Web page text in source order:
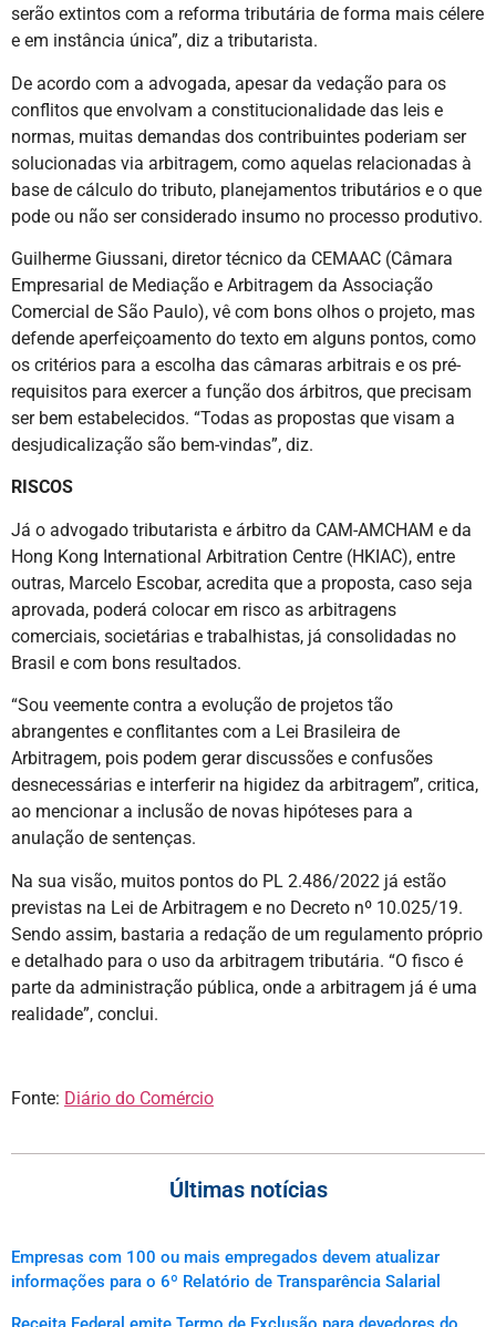
serão extintos com a reforma tributária de forma mais célere
e em instância única”, diz a tributarista.
De acordo com a advogada, apesar da vedação para os
conflitos que envolvam a constitucionalidade das leis e
normas, muitas demandas dos contribuintes poderiam ser
solucionadas via arbitragem, como aquelas relacionadas à
base de cálculo do tributo, planejamentos tributários e o que
pode ou não ser considerado insumo no processo produtivo.
Guilherme Giussani, diretor técnico da CEMAAC (Câmara
Empresarial de Mediação e Arbitragem da Associação
Comercial de São Paulo), vê com bons olhos o projeto, mas
defende aperfeiçoamento do texto em alguns pontos, como
os critérios para a escolha das câmaras arbitrais e os pré-
requisitos para exercer a função dos árbitros, que precisam
ser bem estabelecidos. “Todas as propostas que visam a
desjudicalização são bem-vindas”, diz.
RISCOS
Já o advogado tributarista e árbitro da CAM-AMCHAM e da
Hong Kong International Arbitration Centre (HKIAC), entre
outras, Marcelo Escobar, acredita que a proposta, caso seja
aprovada, poderá colocar em risco as arbitragens
comerciais, societárias e trabalhistas, já consolidadas no
Brasil e com bons resultados.
“Sou veemente contra a evolução de projetos tão
abrangentes e conflitantes com a Lei Brasileira de
Arbitragem, pois podem gerar discussões e confusões
desnecessárias e interferir na higidez da arbitragem”, critica,
ao mencionar a inclusão de novas hipóteses para a
anulação de sentenças.
Na sua visão, muitos pontos do PL 2.486/2022 já estão
previstas na Lei de Arbitragem e no Decreto nº 10.025/19.
Sendo assim, bastaria a redação de um regulamento próprio
e detalhado para o uso da arbitragem tributária. “O fisco é
parte da administração pública, onde a arbitragem já é uma
realidade”, conclui.
Fonte: Diário do Comércio
Últimas notícias
Empresas com 100 ou mais empregados devem atualizar
informações para o 6º Relatório de Transparência Salarial